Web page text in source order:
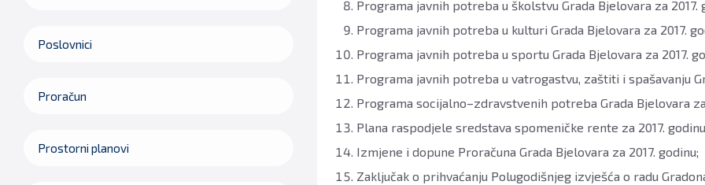
Programa javnih potreba u školstvu Grada Bjelovara za 2017.
Programa javnih potreba u kulturi Grada Bjelovara za 2017.
Programa javnih potreba u sportu Grada Bjelovara za 2017.
Programa javnih potreba u vatrogastvu, zaštiti i spašavanju
Programa socijalno–zdravstvenih potreba Grada Bjelovara za
Plana raspodjele sredstava spomeničke rente za 2017.
Izmjene i dopune Proračuna Grada Bjelovara za 2017. godinu;
Zaključak o prihvaćanju Polugodišnjeg izvješća o radu
Poslovnici
Proračun
Prostorni planovi